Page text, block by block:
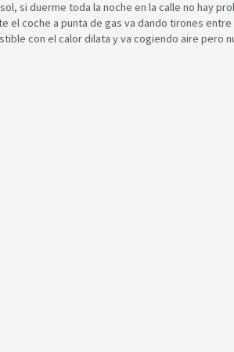
si duerme toda la noche en la calle no hay
el coche a punta de gas va dando tirones entre
con el calor dilata y va cogiendo aire pero